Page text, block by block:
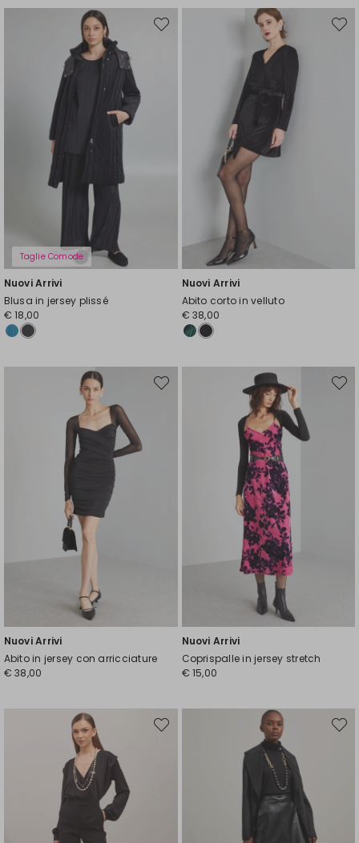
Taglie Comode
Nuovi Arrivi
Blusa in jersey plissé
€ 18,00
Sposta
Nuovi Arrivi
Abito corto in velluto
€ 38,00
Nuovi Arrivi
Abito in jersey con arricciature
€ 38,00
Sposta
Nuovi Arrivi
Coprispalle in jersey stretch
€ 15,00
Sposta